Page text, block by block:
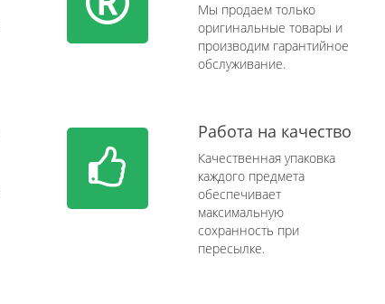
Мы продаем только
оригинальные товары и
производим гарантийное
обслуживание.
Работа на качество
Качественная упаковка
каждого предмета
обеспечивает
максимальную
сохранность при
пересылке.